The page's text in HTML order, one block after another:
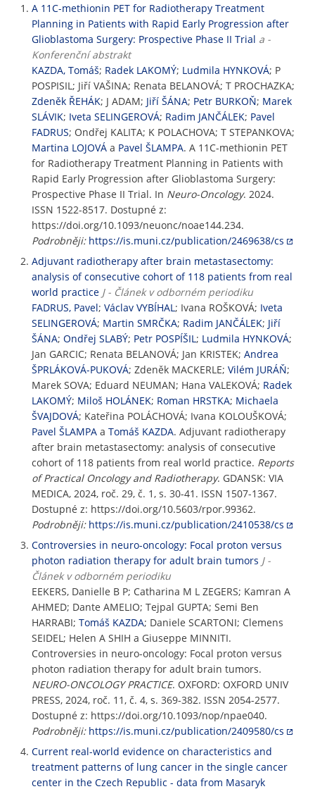
A 11C-methionin PET for Radiotherapy Treatment
Planning in Patients with Rapid Early Progression after
Glioblastoma Surgery: Prospective Phase II Trial a -
Konferenční abstrakt
KAZDA, Tomáš; Radek LAKOMÝ; Ludmila HYNKOVÁ; P
POSPISIL; Jiří VAŠINA; Renata BELANOVÁ; T PROCHAZKA;
Zdeněk ŘEHÁK; J ADAM; Jiří ŠÁNA; Petr BURKOŇ; Marek
SLÁVIK; Iveta SELINGEROVÁ; Radim JANČÁLEK; Pavel
FADRUS; Ondřej KALITA; K POLACHOVA; T STEPANKOVA;
Martina LOJOVÁ a Pavel ŠLAMPA. A 11C-methionin PET
for Radiotherapy Treatment Planning in Patients with
Rapid Early Progression after Glioblastoma Surgery:
Prospective Phase II Trial. In Neuro-Oncology. 2024.
ISSN 1522-8517. Dostupné z:
https://doi.org/10.1093/neuonc/noae144.234.
Podrobněji: https://is.muni.cz/publication/2469638/cs
Adjuvant radiotherapy after brain metastasectomy:
analysis of consecutive cohort of 118 patients from real
world practice J - Článek v odborném periodiku
FADRUS, Pavel; Václav VYBÍHAL ; Ivana ROŠKOVÁ; Iveta
SELINGEROVÁ; Martin SMRČKA; Radim JANČÁLEK; Jiří
ŠÁNA; Ondřej SLABÝ; Petr POSPÍŠIL ; Ludmila HYNKOVÁ;
Jan GARCIC; Renata BELANOVÁ; Jan KRISTEK; Andrea
ŠPRLÁKOVÁ-PUKOVÁ; Zdeněk MACKERLE; Vilém JURÁŇ;
Marek SOVA; Eduard NEUMAN; Hana VALEKOVÁ; Radek
LAKOMÝ; Miloš HOLÁNEK; Roman HRSTKA; Michaela
ŠVAJDOVÁ; Kateřina POLÁCHOVÁ; Ivana KOLOUŠKOVÁ;
Pavel ŠLAMPA a Tomáš KAZDA. Adjuvant radiotherapy
after brain metastasectomy: analysis of consecutive
cohort of 118 patients from real world practice. Reports
of Practical Oncology and Radiotherapy. GDANSK: VIA
MEDICA, 2024, roč. 29, č. 1, s. 30-41. ISSN 1507-1367.
Dostupné z: https://doi.org/10.5603/rpor.99362.
Podrobněji: https://is.muni.cz/publication/2410538/cs
Controversies in neuro-oncology: Focal proton versus
photon radiation therapy for adult brain tumors J -
Článek v odborném periodiku
EEKERS, Danielle B P; Catharina M L ZEGERS; Kamran A
AHMED; Dante AMELIO; Tejpal GUPTA; Semi Ben
HARRABI; Tomáš KAZDA; Daniele SCARTONI; Clemens
SEIDEL; Helen A SHIH a Giuseppe MINNITI.
Controversies in neuro-oncology: Focal proton versus
photon radiation therapy for adult brain tumors.
NEURO-ONCOLOGY PRACTICE. OXFORD: OXFORD UNIV
PRESS, 2024, roč. 11, č. 4, s. 369-382. ISSN 2054-2577.
Dostupné z: https://doi.org/10.1093/nop/npae040.
Podrobněji: https://is.muni.cz/publication/2409580/cs
Current real-world evidence on characteristics and
treatment patterns of lung cancer in the single cancer
center in the Czech Republic - data from Masaryk